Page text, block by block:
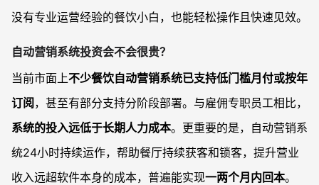
没有专业运营经验的餐饮小白，也能轻松操作且快速见效。
自动营销系统投资会不会很贵？
当前市面上不少餐饮自动营销系统已支持低门槛月付或按年
订阅，甚至有部分支持分阶段部署。与雇佣专职员工相比，
系统的投入远低于长期人力成本。更重要的是，自动营销系
统24小时持续运作，帮助餐厅持续获客和锁客，提升营业
收入远超软件本身的成本，普遍能实现一两个月内回本。